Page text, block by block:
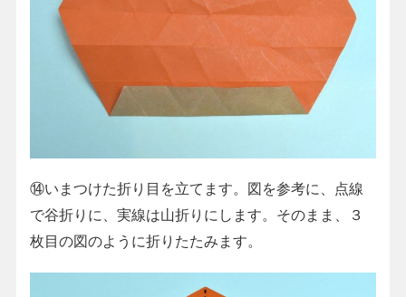
⑭いまつけた折り目を立てます。図を参考に、点線
で谷折りに、実線は山折りにします。そのまま、３
枚目の図のように折りたたみます。